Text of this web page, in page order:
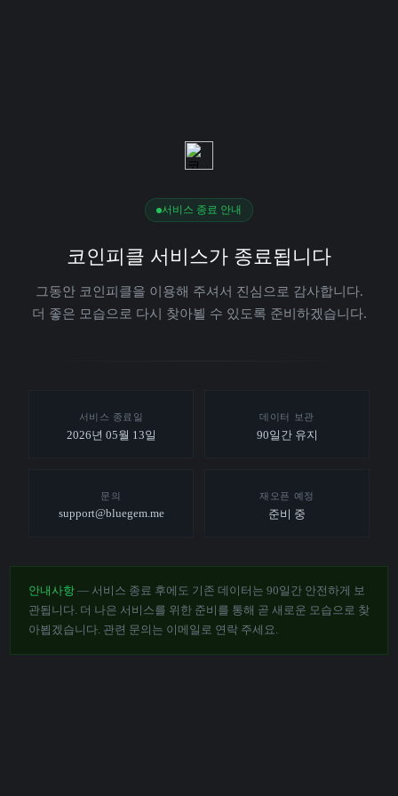
서비스 종료 안내
코인피클 서비스가 종료됩니다
그동안 코인피클을 이용해 주셔서 진심으로 감사합니다.
더 좋은 모습으로 다시 찾아뵐 수 있도록 준비하겠습니다.
서비스 종료일
2026년 05월 13일
데이터 보관
90일간 유지
문의
support@bluegem.me
재오픈 예정
준비 중
안내사항 — 서비스 종료 후에도 기존 데이터는 90일간 안전하게 보
관됩니다. 더 나은 서비스를 위한 준비를 통해 곧 새로운 모습으로 찾
아뵙겠습니다. 관련 문의는 이메일로 연락 주세요.